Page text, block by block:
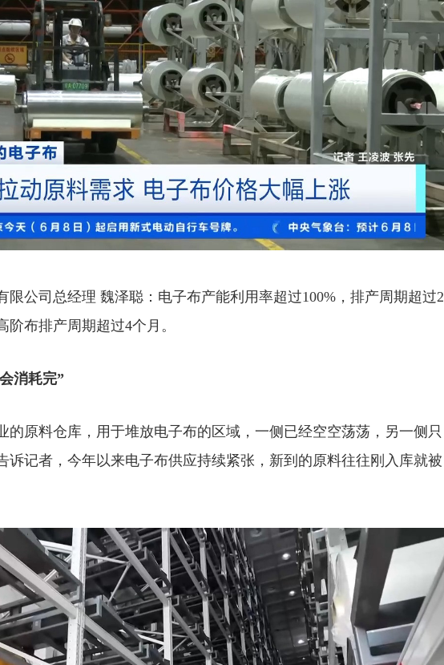
公司总经理 魏泽聪： 电子布产能利用率超过100%，排产周期超过2
布排产周期超过4个月。
消耗完”
原料仓库，用于堆放电子布的区域，一侧已经空空荡荡，另一侧只
诉记者， 今年以来电子布供应持续紧张 ，新到的原料往往刚入库就被